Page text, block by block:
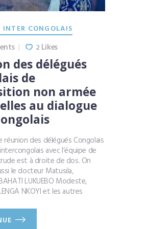
INTER CONGOLAIS
2 Likes
des délégués
de
non armée
au dialogue
réunion des délégués Congolais
avec l’équipe de
est à droite de dos. On
le docteur Matusila,
LUKUEBO Modeste,
NKOYI et les autres